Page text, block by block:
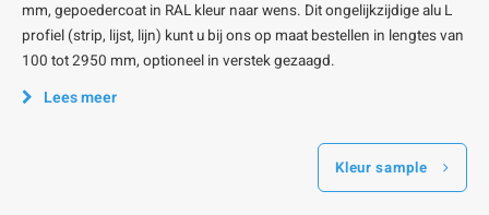
mm, gepoedercoat in RAL kleur naar wens. Dit ongelijkzijdige alu L
profiel (strip, lijst, lijn) kunt u bij ons op maat bestellen in lengtes van
100 tot 2950 mm, optioneel in verstek gezaagd.
Lees meer
Kleur sample